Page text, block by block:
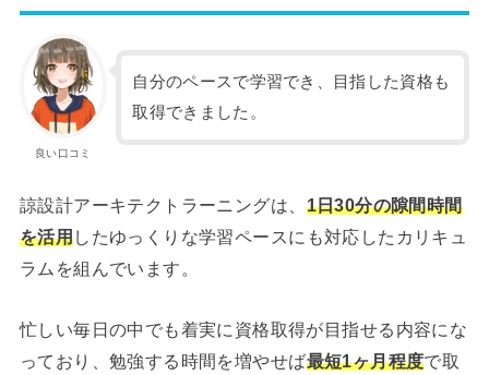
良い口コミ
自分のペースで学習でき、目指した資格も
取得できました。
諒設計アーキテクトラーニングは、 1日30分の隙間時間
を活用したゆっくりな学習ペースにも対応したカリキュ
ラムを組んでいます。
忙しい毎日の中でも着実に資格取得が目指せる内容にな
っており、勉強する時間を増やせば最短1ヶ月程度で取